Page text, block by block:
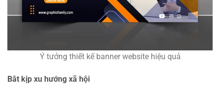
Ý tưởng thiết kế banner website hiệu quả
Bắt kịp xu hướng xã hội